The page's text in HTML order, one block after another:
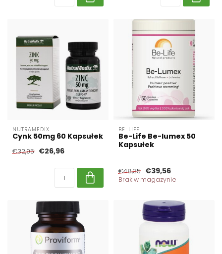
NUTRAMEDIX
Cynk 50mg 60 Kapsułek
€32,95 €26,96
BE-LIFE
Be-Life Be-lumex 50
Kapsułek
€48,35 €39,56
Brak w magazynie